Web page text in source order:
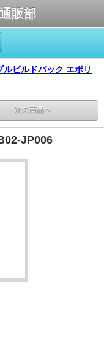
販部
ルビルドパック エボリ
次の商品へ
JP006